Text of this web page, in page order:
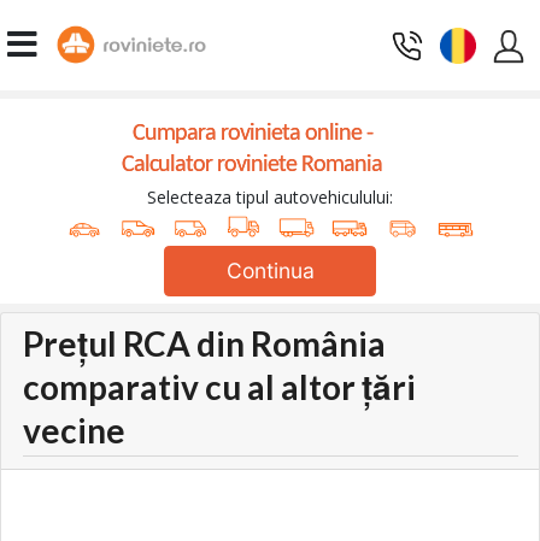
Cumpara rovinieta online -
Calculator roviniete Romania
Selecteaza tipul autovehiculului:
Continua
Prețul RCA din România
comparativ cu al altor țări
vecine